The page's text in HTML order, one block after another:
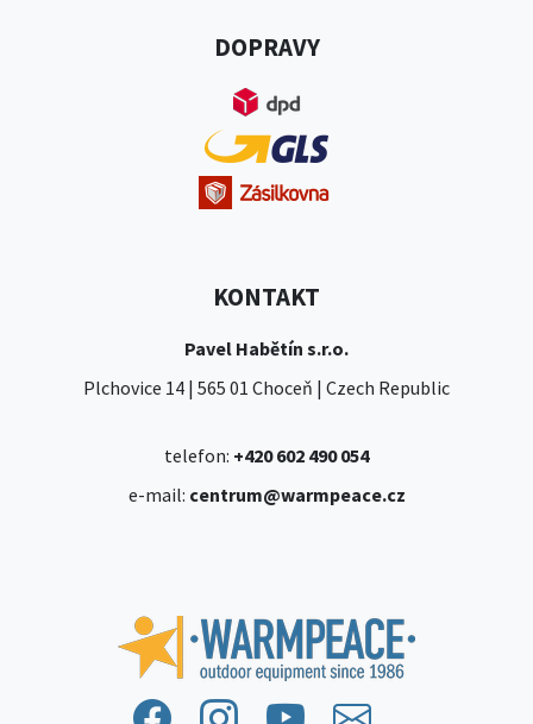
DOPRAVY
KONTAKT
Pavel Habětín s.r.o.
Plchovice 14 | 565 01 Choceň | Czech Republic
telefon: +420 602 490 054
e-mail: centrum@warmpeace.cz